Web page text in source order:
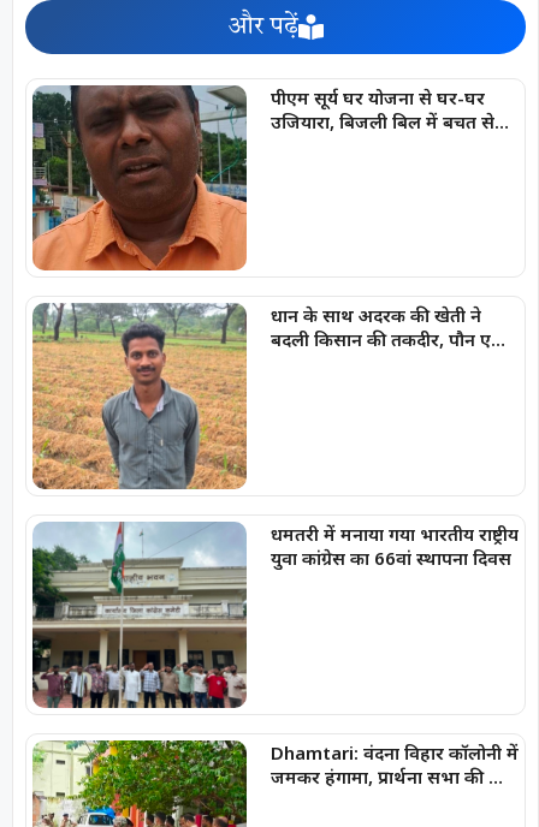
और पढ़ें
पीएम सूर्य घर योजना से घर-घर
उजियारा, बिजली बिल में बचत से
धान के साथ अदरक की खेती ने
बदली किसान की तकदीर, पौन एकड़
धमतरी में मनाया गया भारतीय राष्ट्रीय
युवा कांग्रेस का 66वां स्थापना दिवस
Dhamtari: वंदना विहार कॉलोनी में
जमकर हंगामा, प्रार्थना सभा की आड़